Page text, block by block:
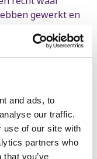
and ads, to
our traffic.
use of our site with
partners who
you’ve
gewerkt en
na een leven
op
en Spanje
kan”.